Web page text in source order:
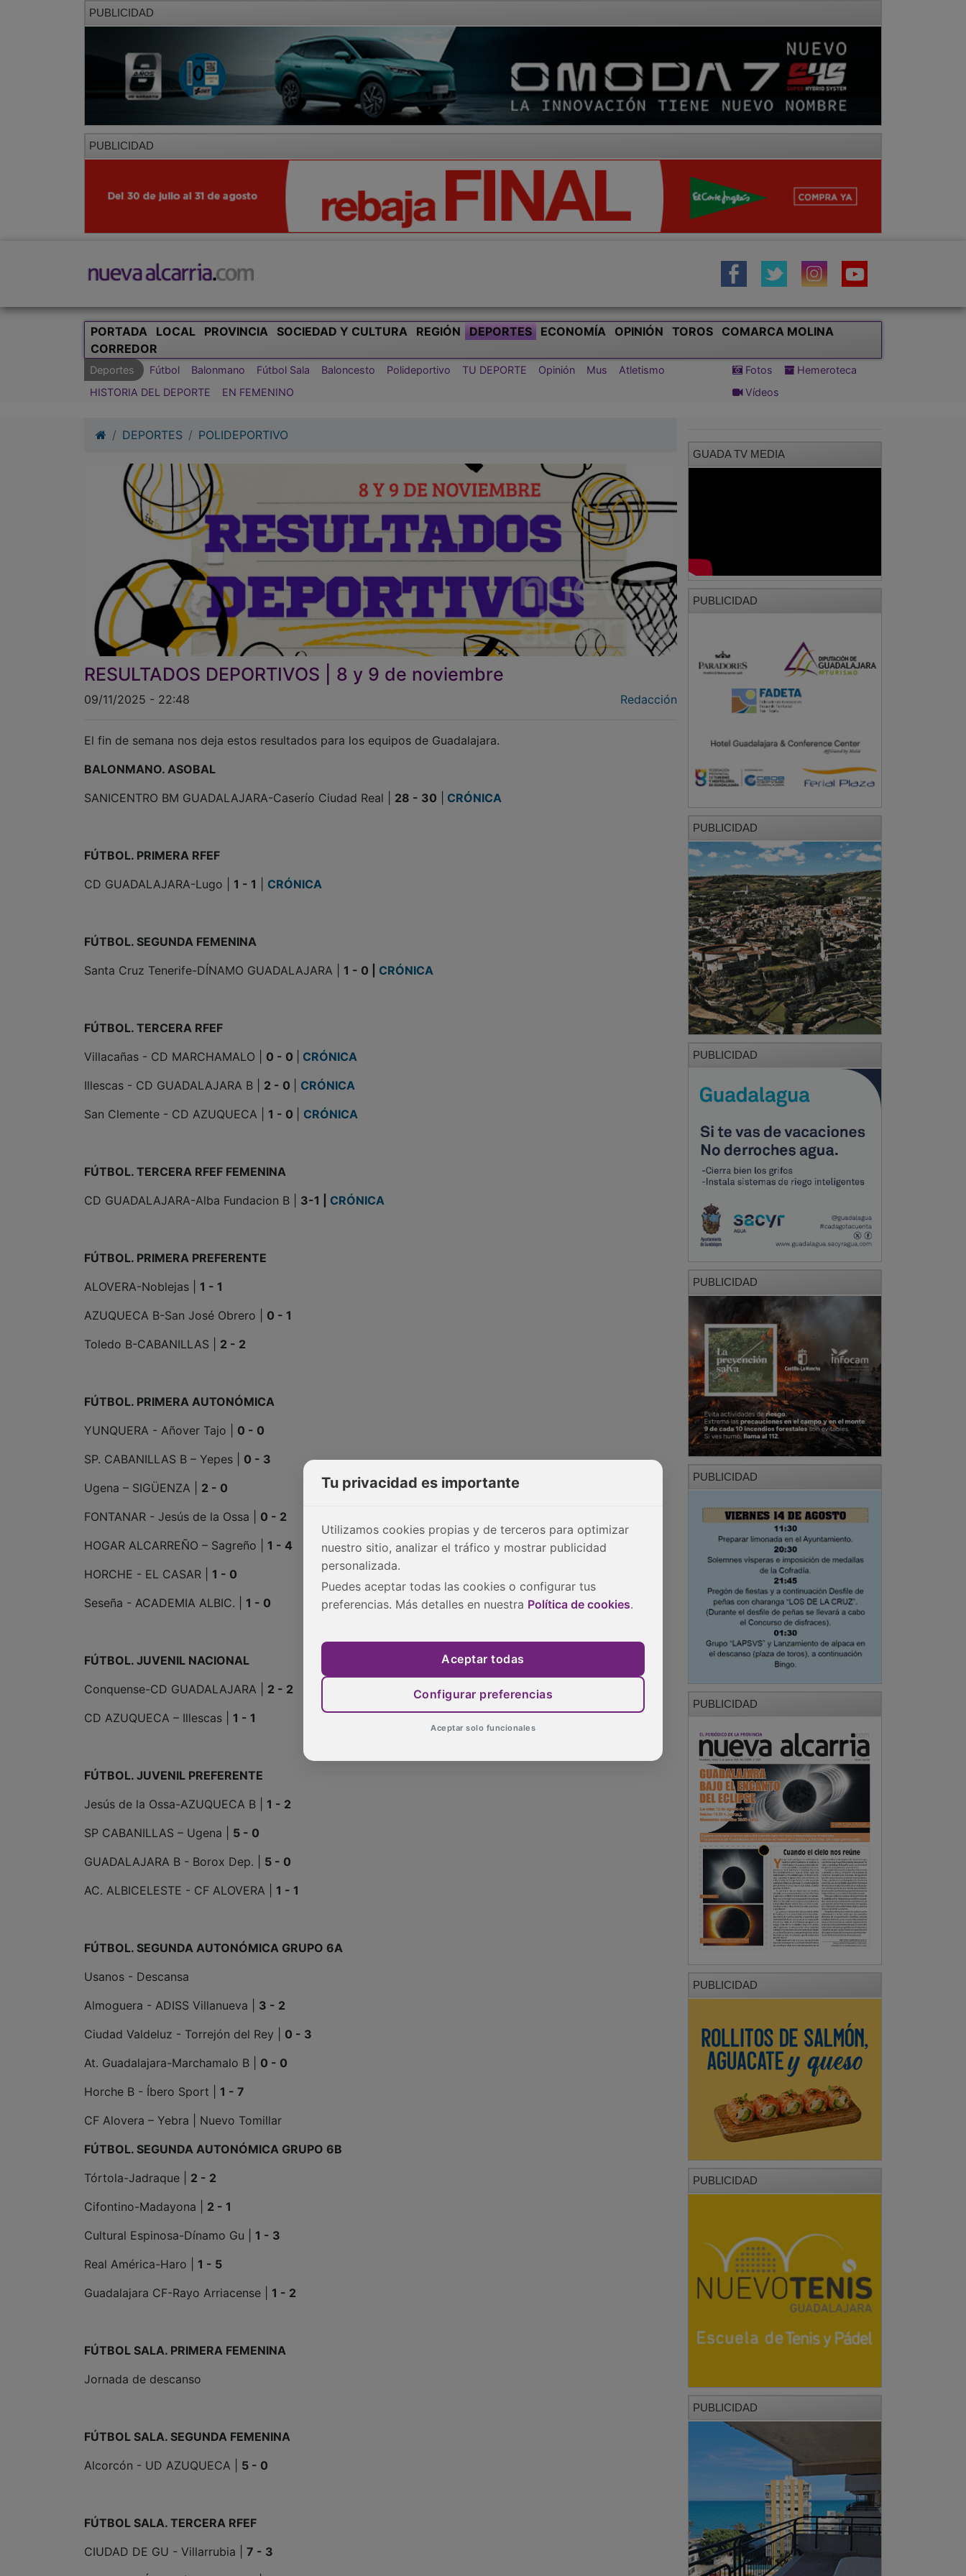
PUBLICIDAD
PUBLICIDAD
PORTADA LOCAL PROVINCIA SOCIEDAD Y CULTURA REGIÓN DEPORTES ECONOMÍA OPINIÓN TOROS
COMARCA MOLINA
CORREDOR
Deportes Fútbol Balonmano Fútbol Sala Baloncesto Polideportivo TU DEPORTE Opinión Mus
Atletismo
HISTORIA DEL DEPORTE
EN FEMENINO
Fotos
Hemeroteca
Vídeos
DEPORTES POLIDEPORTIVO
RESULTADOS DEPORTIVOS | 8 y 9 de noviembre
09/11/2025 - 22:48 Redacción
El fin de semana nos deja estos resultados para los equipos de Guadalajara.
BALONMANO. ASOBAL
SANICENTRO BM GUADALAJARA-Caserío Ciudad Real | 28 - 30 CRÓNICA
FÚTBOL. PRIMERA RFEF
CD GUADALAJARA-Lugo | 1 - 1 CRÓNICA
FÚTBOL. SEGUNDA FEMENINA
Santa Cruz Tenerife-DÍNAMO GUADALAJARA | 1 - 0 | CRÓNICA
FÚTBOL. TERCERA RFEF
Villacañas - CD MARCHAMALO | 0 - 0
CRÓNICA
Illescas - CD GUADALAJARA B | 2 - 0
CRÓNICA
San Clemente - CD AZUQUECA | 1 - 0 CRÓNICA
FÚTBOL. TERCERA RFEF FEMENINA
CD GUADALAJARA-Alba Fundacion B | 3-1 | CRÓNICA
FÚTBOL. PRIMERA PREFERENTE
ALOVERA-Noblejas | 1 - 1
AZUQUECA B-San José Obrero | 0 - 1
Toledo B-CABANILLAS | 2 - 2
FÚTBOL. PRIMERA AUTONÓMICA
YUNQUERA - Añover Tajo | 0 - 0
SP. CABANILLAS B – Yepes | 0 - 3
Ugena – SIGÜENZA | 2 - 0
FONTANAR - Jesús de la Ossa | 0 - 2
HOGAR ALCARREÑO – Sagreño | 1 - 4
HORCHE - EL CASAR | 1 - 0
Seseña - ACADEMIA ALBIC. | 1 - 0
FÚTBOL. JUVENIL NACIONAL
Conquense-CD GUADALAJARA | 2 - 2
CD AZUQUECA – Illescas | 1 - 1
FÚTBOL. JUVENIL PREFERENTE
Jesús de la Ossa-AZUQUECA B | 1 - 2
SP CABANILLAS – Ugena | 5 - 0
GUADALAJARA B - Borox Dep. | 5 - 0
AC. ALBICELESTE - CF ALOVERA | 1 - 1
FÚTBOL. SEGUNDA AUTONÓMICA GRUPO 6A
Usanos - Descansa
Almoguera - ADISS Villanueva | 3 - 2
Ciudad Valdeluz - Torrejón del Rey | 0 - 3
At. Guadalajara-Marchamalo B | 0 - 0
Horche B - Íbero Sport | 1 - 7
CF Alovera – Yebra | Nuevo Tomillar
FÚTBOL. SEGUNDA AUTONÓMICA GRUPO 6B
Tórtola-Jadraque | 2 - 2
Cifontino-Madayona | 2 - 1
Cultural Espinosa-Dínamo Gu | 1 - 3
Real América-Haro | 1 - 5
Guadalajara CF-Rayo Arriacense | 1 - 2
FÚTBOL SALA. PRIMERA FEMENINA
Jornada de descanso
FÚTBOL SALA. SEGUNDA FEMENINA
Alcorcón - UD AZUQUECA | 5 - 0
FÚTBOL SALA. TERCERA RFEF
CIUDAD DE GU - Villarrubia | 7 - 3
GUADA TV MEDIA
PUBLICIDAD
PUBLICIDAD
PUBLICIDAD
PUBLICIDAD
PUBLICIDAD
PUBLICIDAD
PUBLICIDAD
PUBLICIDAD
PUBLICIDAD
Tu privacidad es importante
Utilizamos cookies propias y de terceros para optimizar
nuestro sitio, analizar el tráfico y mostrar publicidad
personalizada.
Puedes aceptar todas las cookies o configurar tus
preferencias. Más detalles en nuestra Política de cookies.
Aceptar todas
Configurar preferencias
Aceptar solo funcionales